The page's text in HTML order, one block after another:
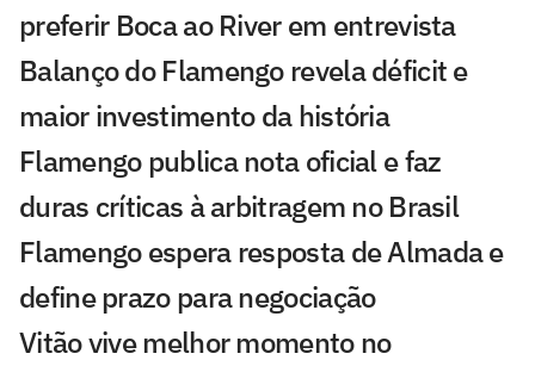
preferir Boca ao River em entrevista
Balanço do Flamengo revela déficit e
maior investimento da história
Flamengo publica nota oficial e faz
duras críticas à arbitragem no Brasil
Flamengo espera resposta de Almada e
define prazo para negociação
Vitão vive melhor momento no